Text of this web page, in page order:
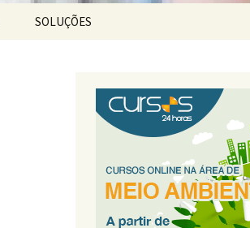
SOLUÇÕES